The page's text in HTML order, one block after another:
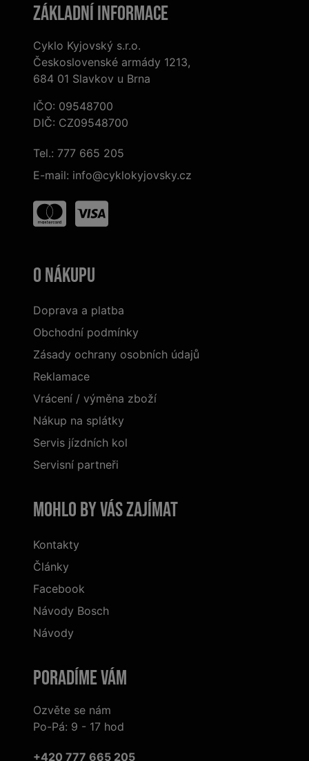
Základní informace
Cyklo Kyjovský s.r.o.
Československé armády 1213,
684 01 Slavkov u Brna
IČO: 09548700
DIČ: CZ09548700
Tel.: 777 665 205
E-mail: info@cyklokyjovsky.cz
O nákupu
Doprava a platba
Obchodní podmínky
Zásady ochrany osobních údajů
Reklamace
Vrácení / výměna zboží
Nákup na splátky
Servis jízdních kol
Servisní partneři
Mohlo by vás zajímat
Kontakty
Články
Facebook
Návody Bosch
Návody
Poradíme Vám
Ozvěte se nám
Po-Pá: 9 - 17 hod
+420 777 665 205